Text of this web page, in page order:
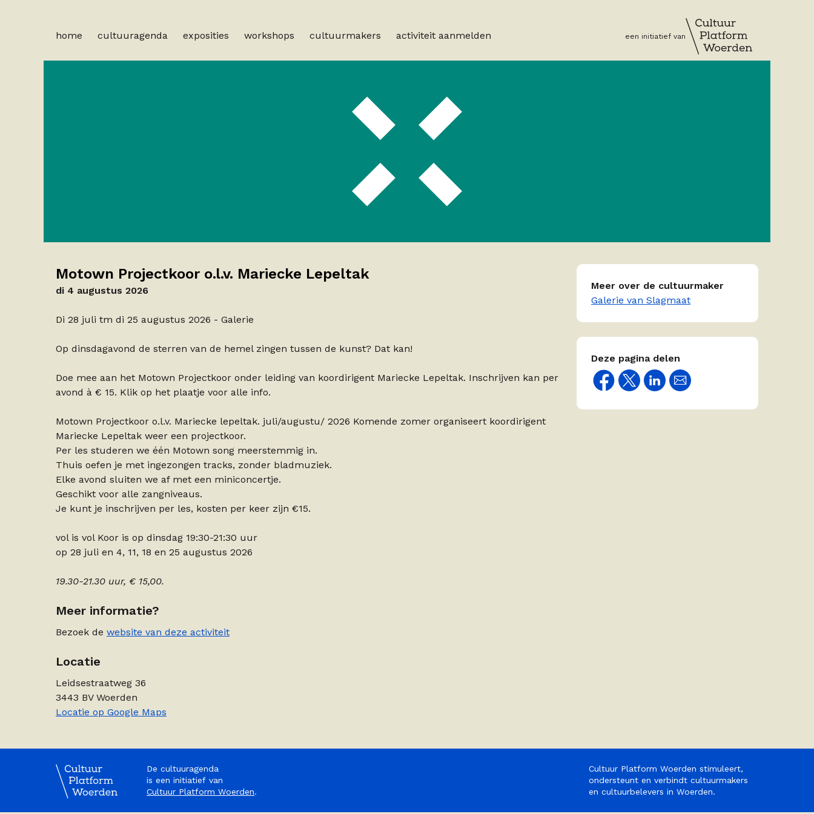
een initiatief van
home cultuuragenda exposities workshops cultuurmakers activiteit aanmelden
Motown Projectkoor o.l.v. Mariecke Lepeltak
di 4 augustus 2026
Di 28 juli tm di 25 augustus 2026 - Galerie
Op dinsdagavond de sterren van de hemel zingen tussen de kunst? Dat kan!
Doe mee aan het Motown Projectkoor onder leiding van koordirigent Mariecke Lepeltak. Inschrijven kan per
avond à € 15. Klik op het plaatje voor alle info.
Motown Projectkoor o.l.v. Mariecke lepeltak. juli/augustu/ 2026 Komende zomer organiseert koordirigent
Mariecke Lepeltak weer een projectkoor.
Per les studeren we één Motown song meerstemmig in.
Thuis oefen je met ingezongen tracks, zonder bladmuziek.
Elke avond sluiten we af met een miniconcertje.
Geschikt voor alle zangniveaus.
Je kunt je inschrijven per les, kosten per keer zijn €15.
vol is vol Koor is op dinsdag 19:30-21:30 uur
op 28 juli en 4, 11, 18 en 25 augustus 2026
19.30-21.30 uur, € 15,00.
Meer informatie?
Bezoek de website van deze activiteit
Locatie
Leidsestraatweg 36
3443 BV Woerden
Locatie op Google Maps
Meer over de cultuurmaker
Galerie van Slagmaat
Deze pagina delen
De cultuuragenda
is een initiatief van
Cultuur Platform Woerden.
Cultuur Platform Woerden stimuleert,
ondersteunt en verbindt cultuurmakers
en cultuurbelevers in Woerden.